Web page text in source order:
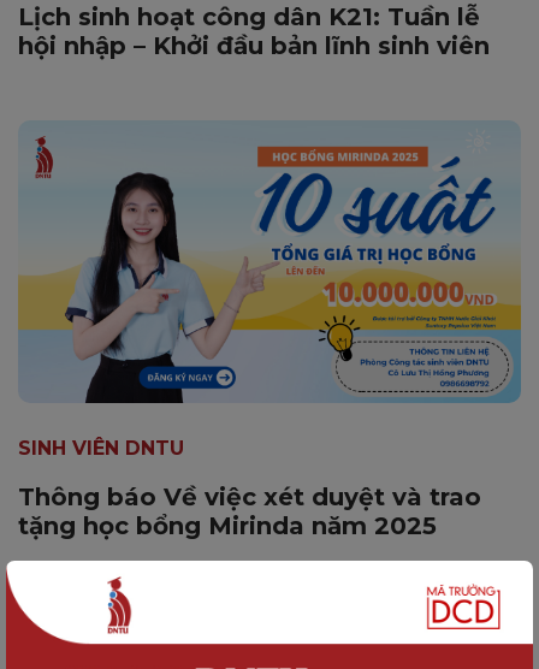
Lịch sinh hoạt công dân K21: Tuần lễ
hội nhập – Khởi đầu bản lĩnh sinh viên
SINH VIÊN DNTU
Thông báo Về việc xét duyệt và trao
tặng học bổng Mirinda năm 2025